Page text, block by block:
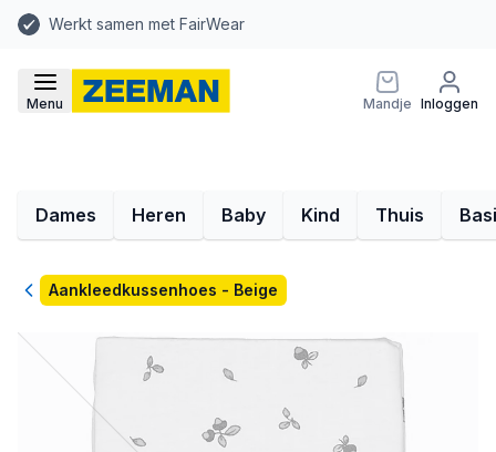
Werkt samen met FairWear
Menu Mandje Inloggen
Dames Heren Baby Kind Thuis
TerugAankleedkussenhoes - Beige